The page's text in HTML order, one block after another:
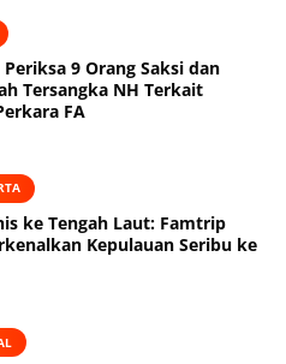
9 Orang Saksi dan
NH Terkait
FA
ke Tengah Laut: Famtrip
Kepulauan Seribu ke